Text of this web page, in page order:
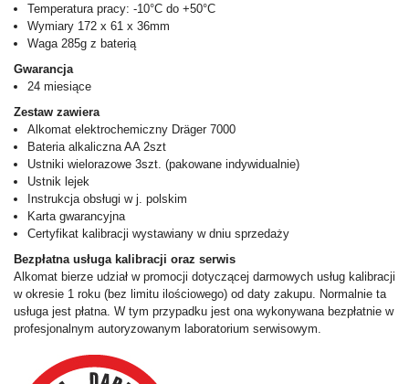
Temperatura pracy: -10°C do +50°C
Wymiary 172 x 61 x 36mm
Waga 285g z baterią
Gwarancja
24 miesiące
Zestaw zawiera
Alkomat elektrochemiczny Dräger 7000
Bateria alkaliczna AA 2szt
Ustniki wielorazowe 3szt. (pakowane indywidualnie)
Ustnik lejek
Instrukcja obsługi w j. polskim
Karta gwarancyjna
Certyfikat kalibracji wystawiany w dniu sprzedaży
Bezpłatna usługa kalibracji oraz serwis
Alkomat bierze udział w promocji dotyczącej darmowych usług kalibracji
w okresie 1 roku (bez limitu ilościowego) od daty zakupu. Normalnie ta
usługa jest płatna. W tym przypadku jest ona wykonywana bezpłatnie w
profesjonalnym autoryzowanym laboratorium serwisowym.